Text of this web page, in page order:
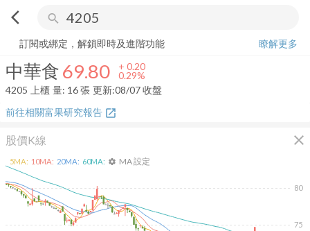
arrow_back_ios search
中華食 69.80 + 0.29%
訂閱或綁定，解鎖即時及進階功能
瞭解更多
中華食69.80 + 0.20
0.29%
4205
上櫃 量: 16張 更新:08/07 收盤
前往相關富果研究報告 open_in_new
股價K線 close
75
80
5MA: 10MA: 20MA: 60MA: settings MA 設定